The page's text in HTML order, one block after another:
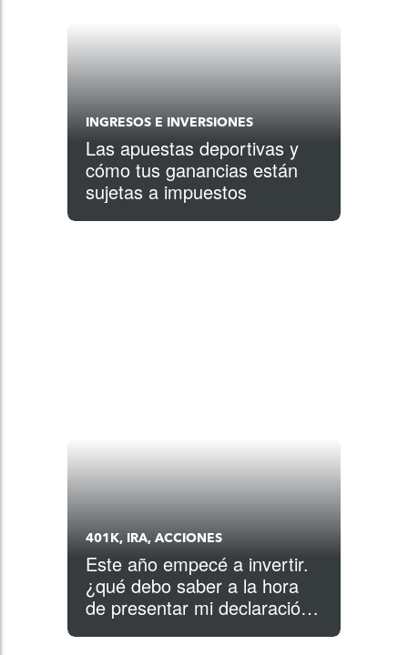
INGRESOS E INVERSIONES
Las apuestas deportivas y
cómo tus ganancias están
sujetas a impuestos
401K, IRA, ACCIONES
Este año empecé a invertir.
¿qué debo saber a la hora
de presentar mi declaración